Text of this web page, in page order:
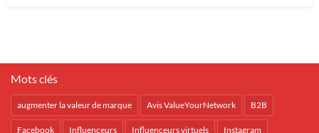
Mots clés
augmenter la valeur de marque Avis ValueYourNetwork B2B
Facebook Influenceurs Influenceurs virtuels Instagram